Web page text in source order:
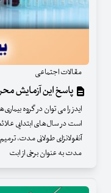
مقالات اجتماعی
پاسخ این آزمایش
ایدز را می توان در گروه
است در سال‌های ابتدایی
آنفولانزای طولانی مدت،
مدت به عنوان برخی از ابت